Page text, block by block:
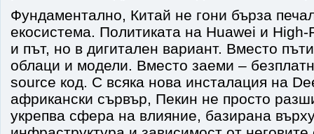
Фундаментално, Китай не гони бърза
екосистема. Политиката на Huawei и
и път, но в дигитален вариант. Вместо
облаци и модели. Вместо заеми –
source код. С всяка нова инсталация на
африкански сървър, Пекин не просто
укрепва сфера на влияние, базирана